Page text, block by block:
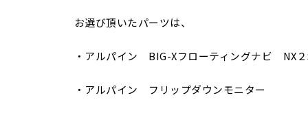
お選び頂いたパーツは、
・アルパイン BIG-Xフローティングナビ NX
・アルパイン フリップダウンモニター